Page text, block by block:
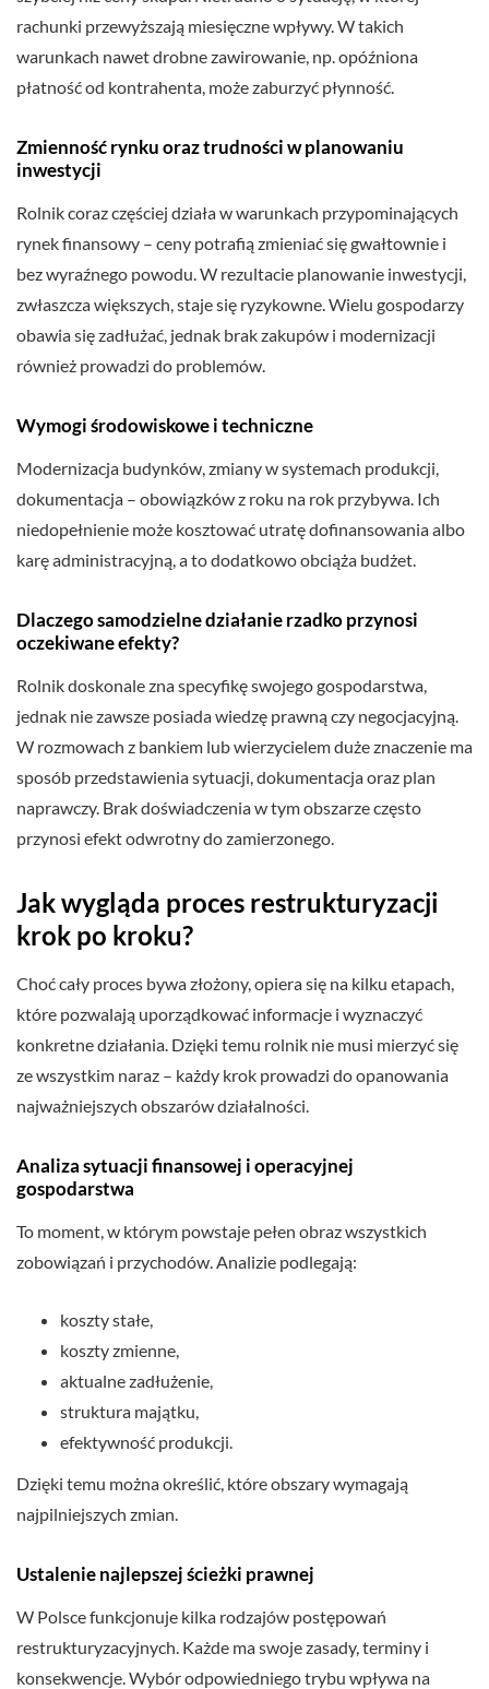
rachunki przewyższają miesięczne wpływy. W takich
warunkach nawet drobne zawirowanie, np. opóźniona
płatność od kontrahenta, może zaburzyć płynność.
Zmienność rynku oraz trudności w planowaniu
inwestycji
Rolnik coraz częściej działa w warunkach przypominających
rynek finansowy – ceny potrafią zmieniać się gwałtownie i
bez wyraźnego powodu. W rezultacie planowanie inwestycji,
zwłaszcza większych, staje się ryzykowne. Wielu gospodarzy
obawia się zadłużać, jednak brak zakupów i modernizacji
również prowadzi do problemów.
Wymogi środowiskowe i techniczne
Modernizacja budynków, zmiany w systemach produkcji,
dokumentacja – obowiązków z roku na rok przybywa. Ich
niedopełnienie może kosztować utratę dofinansowania albo
karę administracyjną, a to dodatkowo obciąża budżet.
Dlaczego samodzielne działanie rzadko przynosi
oczekiwane efekty?
Rolnik doskonale zna specyfikę swojego gospodarstwa,
jednak nie zawsze posiada wiedzę prawną czy negocjacyjną.
W rozmowach z bankiem lub wierzycielem duże znaczenie ma
sposób przedstawienia sytuacji, dokumentacja oraz plan
naprawczy. Brak doświadczenia w tym obszarze często
przynosi efekt odwrotny do zamierzonego.
Jak wygląda proces restrukturyzacji
krok po kroku?
Choć cały proces bywa złożony, opiera się na kilku etapach,
które pozwalają uporządkować informacje i wyznaczyć
konkretne działania. Dzięki temu rolnik nie musi mierzyć się
ze wszystkim naraz – każdy krok prowadzi do opanowania
najważniejszych obszarów działalności.
Analiza sytuacji finansowej i operacyjnej
gospodarstwa
To moment, w którym powstaje pełen obraz wszystkich
zobowiązań i przychodów. Analizie podlegają:
koszty stałe,
koszty zmienne,
aktualne zadłużenie,
struktura majątku,
efektywność produkcji.
Dzięki temu można określić, które obszary wymagają
najpilniejszych zmian.
Ustalenie najlepszej ścieżki prawnej
W Polsce funkcjonuje kilka rodzajów postępowań
restrukturyzacyjnych. Każde ma swoje zasady, terminy i
konsekwencje. Wybór odpowiedniego trybu wpływa na